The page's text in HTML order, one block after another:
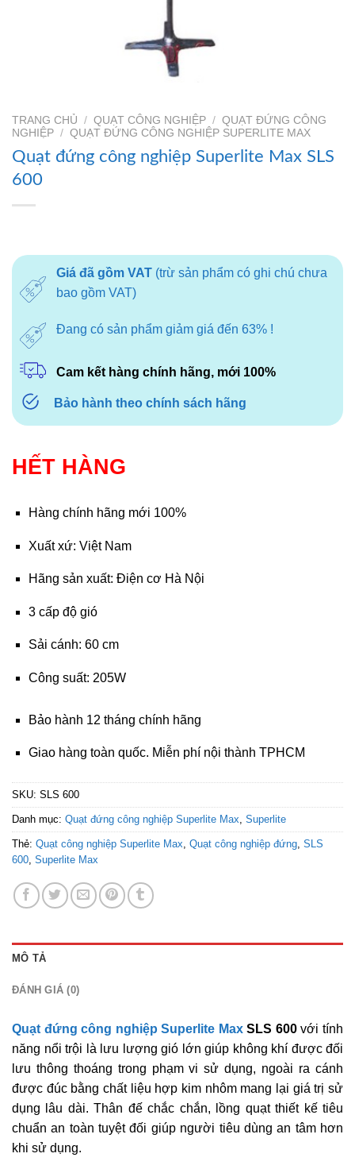
TRANG CHỦ / QUẠT CÔNG NGHIỆP / QUẠT ĐỨNG CÔNG
NGHIỆP / QUẠT ĐỨNG CÔNG NGHIỆP SUPERLITE MAX
Quạt đứng công nghiệp Superlite Max SLS
600
Giá đã gồm VAT(trừ sản phẩm có ghi chú chưa
bao gồm VAT)
Đang có sản phẩm giảm giá đến 63% !
Cam kết hàng chính hãng, mới 100%
Bảo hành theo chính sách hãng
HẾT HÀNG
Hàng chính hãng mới 100%
Xuất xứ: Việt Nam
Hãng sản xuất: Điện cơ Hà Nội
3 cấp độ gió
Sải cánh: 60 cm
Công suất: 205W
Bảo hành 12 tháng chính hãng
Giao hàng toàn quốc. Miễn phí nội thành TPHCM
SKU: SLS 600
Danh mục: Quạt đứng công nghiệp Superlite Max, Superlite
Thẻ: Quạt công nghiệp Superlite Max, Quạt công nghiệp đứng, SLS
600, Superlite Max
MÔ TẢ
ĐÁNH GIÁ (0)
Quạt đứng công nghiệp Superlite MaxSLS 600với tính
năng nổi trội là lưu lượng gió lớn giúp không khí được đối
lưu thông thoáng trong phạm vi sử dụng, ngoài ra cánh
được đúc bằng chất liệu hợp kim nhôm mang lại giá trị sử
dụng lâu dài. Thân đế chắc chắn, lồng quạt thiết kế tiêu
chuẩn an toàn tuyệt đối giúp người tiêu dùng an tâm hơn
khi sử dụng.